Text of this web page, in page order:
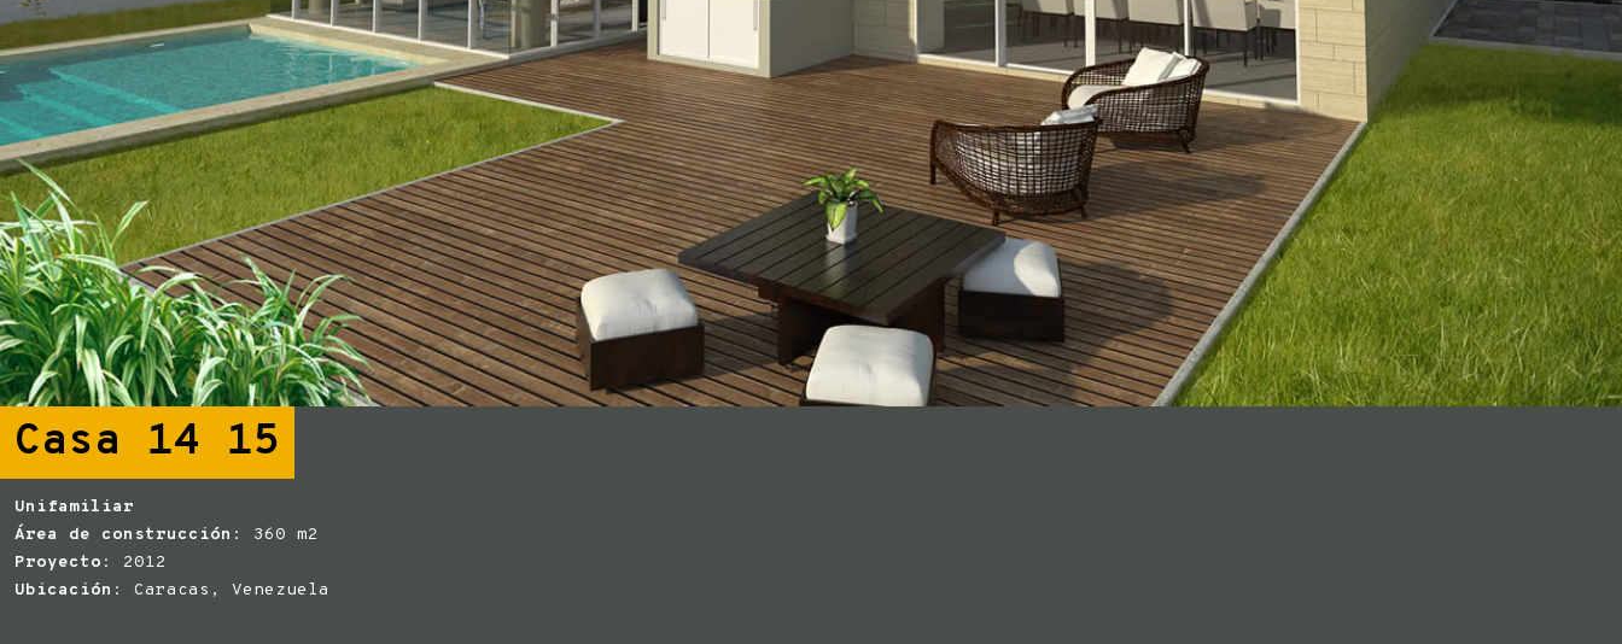
Casa 14 15
Unifamiliar
Área de construcción : 360 m2
Proyecto : 2012
Ubicación : Caracas, Venezuela